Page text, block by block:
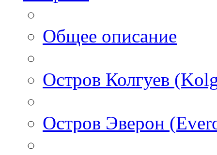
Общее описание
Остров Колгуев
Остров Эверон